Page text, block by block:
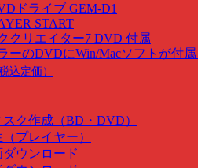
ドライブ GEM-D1
START
クリエイター7 DVD 付属
ーのDVDにWin/Macソフトが付
税込定価）
スク作成（BD・DVD）
プレイヤー）
ダウンロード